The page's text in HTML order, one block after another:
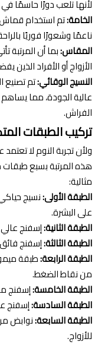
لأنها تلعب دورًا حاسمًا في
الخامة:
ناعمًا وشعورًا فوريًا
المقاس:
الأزواج أو الأفراد
النسيج الوقائي:تم
عالية الجودة، مما يساهم
الفراش.
تركيب الطبقات
ولأن تجربة النوم لا
هذه المرتبة بسبع
مثالية:
الطبقة الأولى:نسيج
على البشرة.
الطبقة الثانية:إسفنج
الطبقة الثالثة:إسفنج
الطبقة الرابعة:طبقة
من نقاط الضغط.
الطبقة الخامسة:إسفنج
الطبقة السادسة:إسفنج
الطبقة السابعة:نوابض
للأزواج.